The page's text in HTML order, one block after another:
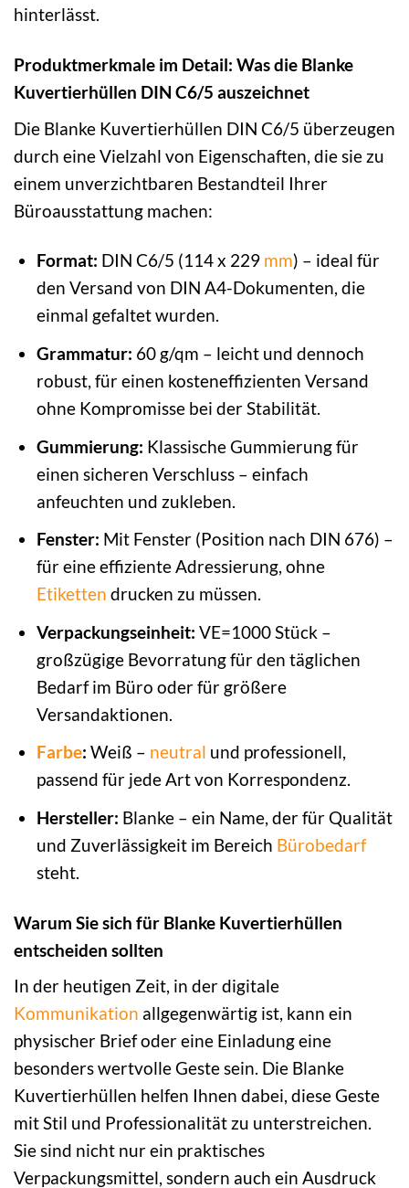
hinterlässt.
Produktmerkmale im Detail: Was die Blanke
Kuvertierhüllen DIN C6/5 auszeichnet
Die Blanke Kuvertierhüllen DIN C6/5 überzeugen
durch eine Vielzahl von Eigenschaften, die sie zu
einem unverzichtbaren Bestandteil Ihrer
Büroausstattung machen:
Format: DIN C6/5 (114 x 229 mm) – ideal für
den Versand von DIN A4-Dokumenten, die
einmal gefaltet wurden.
Grammatur: 60 g/qm – leicht und dennoch
robust, für einen kosteneffizienten Versand
ohne Kompromisse bei der Stabilität.
Gummierung: Klassische Gummierung für
einen sicheren Verschluss – einfach
anfeuchten und zukleben.
Fenster: Mit Fenster (Position nach DIN 676) –
für eine effiziente Adressierung, ohne
Etiketten drucken zu müssen.
Verpackungseinheit: VE=1000 Stück –
großzügige Bevorratung für den täglichen
Bedarf im Büro oder für größere
Versandaktionen.
Farbe: Weiß – neutral und professionell,
passend für jede Art von Korrespondenz.
Hersteller: Blanke – ein Name, der für Qualität
und Zuverlässigkeit im Bereich Bürobedarf
steht.
Warum Sie sich für Blanke Kuvertierhüllen
entscheiden sollten
In der heutigen Zeit, in der digitale
Kommunikation allgegenwärtig ist, kann ein
physischer Brief oder eine Einladung eine
besonders wertvolle Geste sein. Die Blanke
Kuvertierhüllen helfen Ihnen dabei, diese Geste
mit Stil und Professionalität zu unterstreichen.
Sie sind nicht nur ein praktisches
Verpackungsmittel, sondern auch ein Ausdruck